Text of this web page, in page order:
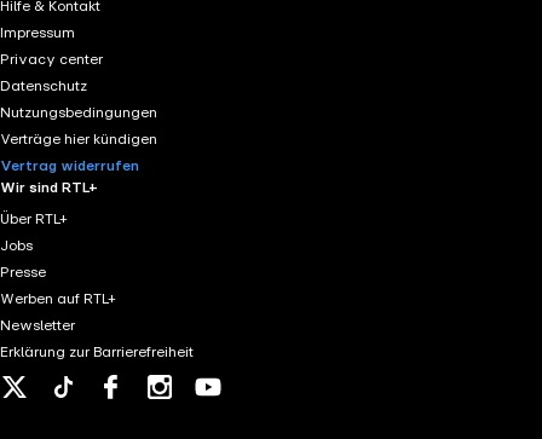
Hilfe & Kontakt
Impressum
Privacy center
Datenschutz
Nutzungsbedingungen
Verträge hier kündigen
Vertrag widerrufen
Wir sind RTL+
Über RTL+
Jobs
Presse
Werben auf RTL+
Newsletter
Erklärung zur Barrierefreiheit
Tiktok FacebookInstagram